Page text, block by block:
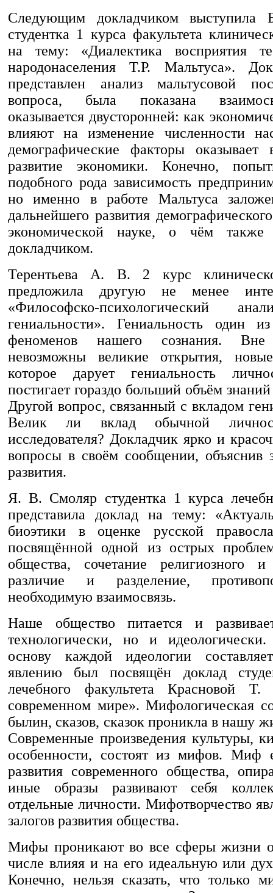
Следующим докладчиком выступила
студентка 1 курса факультета
на тему: «Диалектика восприятия
народонаселения Т.Р. Мальтуса».
представлен анализ мальтусовой
вопроса, была показана
оказывается двусторонней: как
влияют на изменение численности
демографические факторы оказывает
развитие экономики. Конечно,
подобного рода зависимость
но именно в работе Мальтуса
дальнейшего развития
экономической науке, о чём также
докладчиком.
Терентьева А. В. 2 курс
предложила другую не менее
«Философско-психологический
гениальности». Гениальность один
феноменов нашего сознания. Вне
невозможны великие открытия,
которое дарует гениальность
постигает гораздо больший объём
Другой вопрос, связанный с вкладом
Велик ли вклад обычной
исследователя? Докладчик ярко и
вопросы в своём сообщении, объяснив
развития.
Я. В. Смоляр студентка 1 курса
представила доклад на тему:
биоэтики в оценке русской
посвящённой одной из острых
общества, сочетание религиозного
различие и разделение,
необходимую взаимосвязь.
Наше общество питается и
технологически, но и
основу каждой идеологии
явлению был посвящён доклад
лечебного факультета
современном мире». Мифологическая
былин, сказов, сказок проникла в нашу
Современные произведения культуры,
особенности, состоят из мифов. Миф
развития современного общества,
иные образы развивают себя
отдельные личности. Мифотворчество
залогов развития общества.
Мифы проникают во все сферы жизни
числе влияя и на его идеальную или
Конечно, нельзя сказать, что только